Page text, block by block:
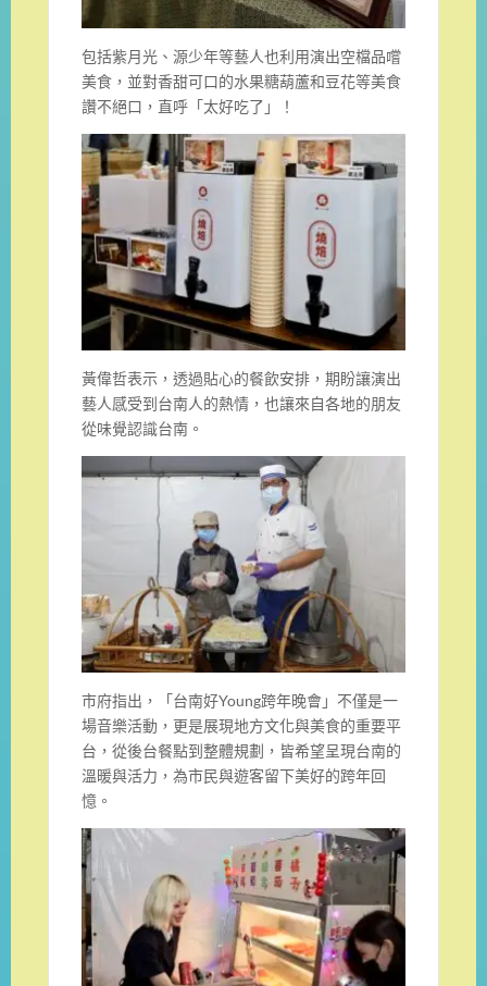
包括紫月光、源少年等藝人也利用演出空檔品嚐
美食，並對香甜可口的水果糖葫蘆和豆花等美食
讚不絕口，直呼「太好吃了」！
黃偉哲表示，透過貼心的餐飲安排，期盼讓演出
藝人感受到台南人的熱情，也讓來自各地的朋友
從味覺認識台南。
市府指出，「台南好Young跨年晚會」不僅是一
場音樂活動，更是展現地方文化與美食的重要平
台，從後台餐點到整體規劃，皆希望呈現台南的
溫暖與活力，為市民與遊客留下美好的跨年回
憶。